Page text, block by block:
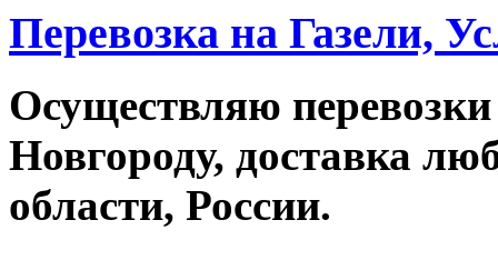
Перевозка на Газели,
Осуществляю
Новгороду, доставка
области, России.